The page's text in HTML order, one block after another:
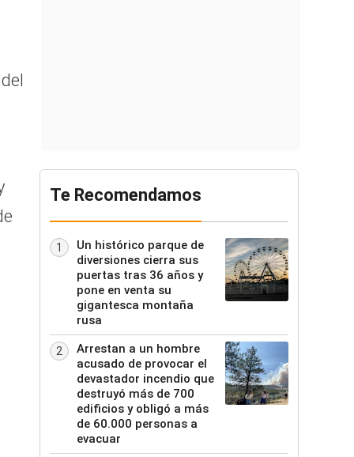
Te Recomendamos
1
Un histórico parque de
diversiones cierra sus
puertas tras 36 años y
pone en venta su
gigantesca montaña
rusa
2
Arrestan a un hombre
acusado de provocar el
devastador incendio que
destruyó más de 700
edificios y obligó a más
de 60.000 personas a
evacuar